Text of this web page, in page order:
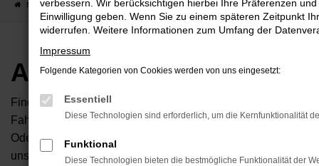
Startseite Fahrzeugangebote Autobörse
Autobörse
Finden Sie Ihren neuen Traumwagen bei uns. Dafür haben
Fahrzeuge an, die bei uns auf dem Hof stehen. Dann
Oder Sie klicken auf den Button Autobörse und Sie haben
unserem Händlernetzwerk. Diese Fahrzeuge können wir
verbessern. Wir berücksichtigen hierbei Ihre Präferenzen
Einwilligung geben. Wenn Sie zu einem späteren Zeitpunkt
widerrufen. Weitere Informationen zum Umfang der
Impressum
Folgende Kategorien von Cookies werden von uns eingesetzt:
Essentiell
Diese Technologien sind erforderlich, um die Kernfunktionalität
Funktional
Diese Technologien bieten die bestmögliche Funktionalität der